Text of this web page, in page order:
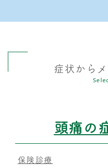
症状から
頭痛の
保険診療